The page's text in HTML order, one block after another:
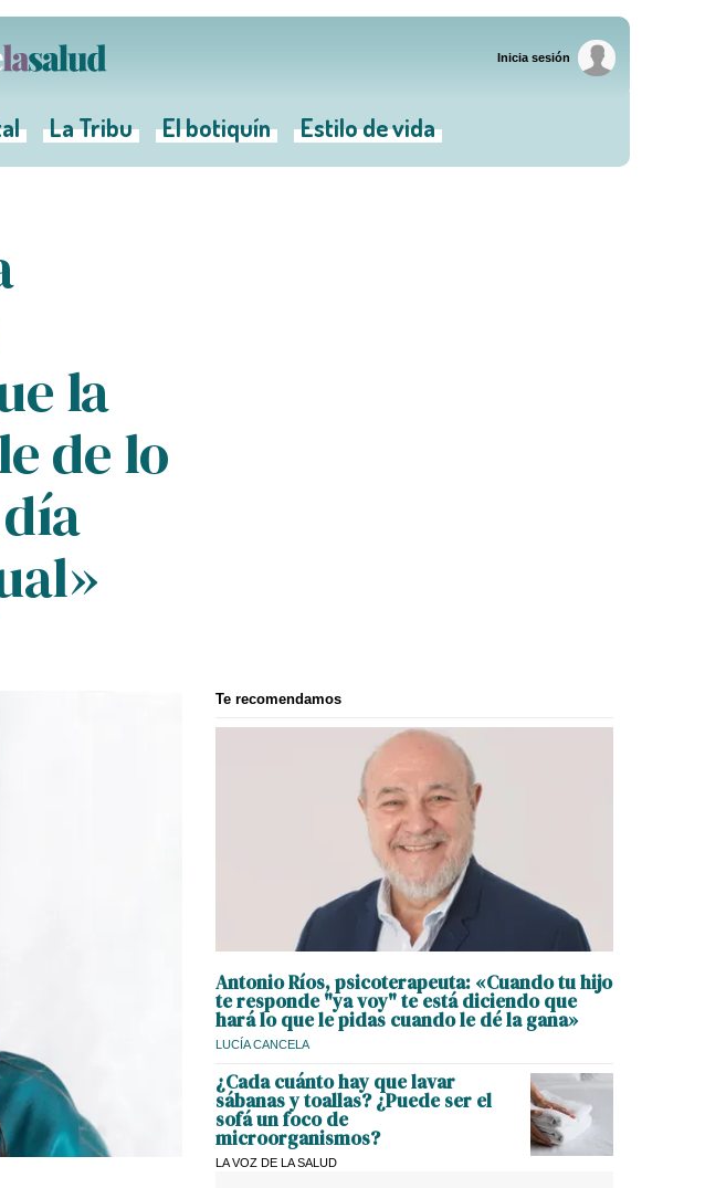
Inicia sesión
La Tribu El botiquín Estilo de vida
la
de lo
Te recomendamos
Antonio Ríos, psicoterapeuta: «Cuando tu hijo
te responde "ya voy" te está diciendo que
hará lo que le pidas cuando le dé la gana»
LUCÍA CANCELA
¿Cada cuánto hay que lavar
sábanas y toallas? ¿Puede ser el
sofá un foco de
microorganismos?
LA VOZ DE LA SALUD